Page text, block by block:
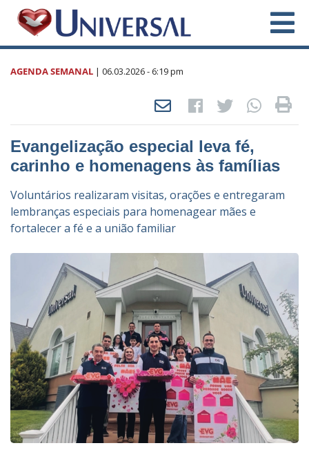
AGENDA SEMANAL | 06.03.2026- 6:19 pm
Evangelização especial leva fé,
carinho e homenagens às famílias
Voluntários realizaram visitas, orações e entregaram
lembranças especiais para homenagear mães e
fortalecer a fé e a união familiar